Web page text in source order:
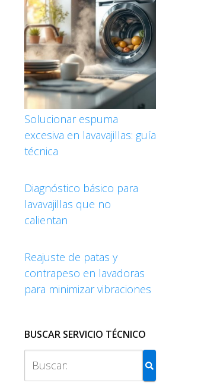
Solucionar espuma
excesiva en lavavajillas: guía
técnica
Diagnóstico básico para
lavavajillas que no
calientan
Reajuste de patas y
contrapeso en lavadoras
para minimizar vibraciones
BUSCAR SERVICIO TÉCNICO